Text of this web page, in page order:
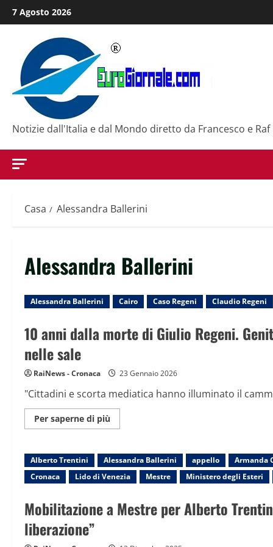
Salta
al
contenuto
7 Agosto 2026
Notizie dall'Italia e dal Mondo diretto da Francesco e
Casa Alessandra Ballerini
Alessandra Ballerini
Alessandra Ballerini Cairo Caso Regeni Claudio Regeni
10 anni dalla morte di Giulio Regeni.
nelle sale
RaiNews - Cronaca 23 Gennaio 2026
"Cittadini e scorta mediatica hanno illuminato il
Per saperne di più
informazioni
anni
dalla
morte
di
Giulio
Genitori:
“Grazie
Alberto Trentini Alessandra Ballerini appello Armanda
Cronaca
Lido di Venezia Mestre Ministero degli Esteri
Mobilitazione a Mestre per Alberto
liberazione”